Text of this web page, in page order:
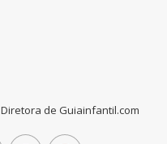
Diretora de Guiainfantil.com